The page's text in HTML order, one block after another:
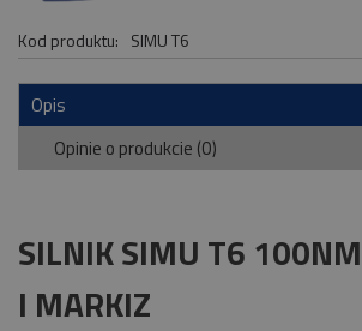
Kod produktu: SIMU T6
Opis
Opinie o produkcie (0)
SILNIK SIMU T6
I MARKIZ